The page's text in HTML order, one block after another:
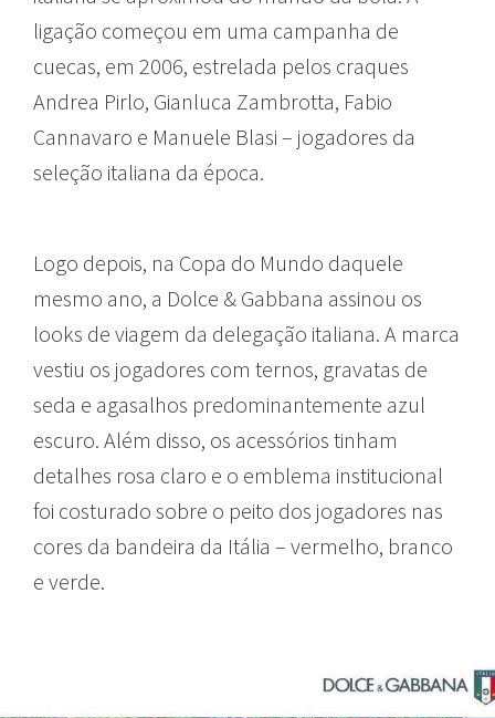
ligação começou em uma campanha de
cuecas, em 2006, estrelada pelos craques
Andrea Pirlo, Gianluca Zambrotta, Fabio
Cannavaro e Manuele Blasi – jogadores da
seleção italiana da época.
Logo depois, na Copa do Mundo daquele
mesmo ano, a Dolce & Gabbana assinou os
looks de viagem da delegação italiana. A marca
vestiu os jogadores com ternos, gravatas de
seda e agasalhos predominantemente azul
escuro. Além disso, os acessórios tinham
detalhes rosa claro e o emblema institucional
foi costurado sobre o peito dos jogadores nas
cores da bandeira da Itália – vermelho, branco
e verde.